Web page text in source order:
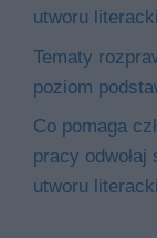
utworu
Tematy
poziom
Co pomaga
pracy
utworu